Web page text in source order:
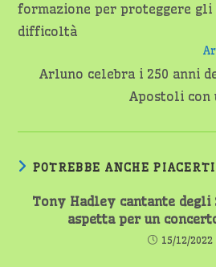
formazione per proteggere
difficoltà
Arluno celebra i 250 anni
Apostoli con
POTREBBE ANCHE PIACERTI
Tony Hadley cantante degli
aspetta per un
15/12/2022